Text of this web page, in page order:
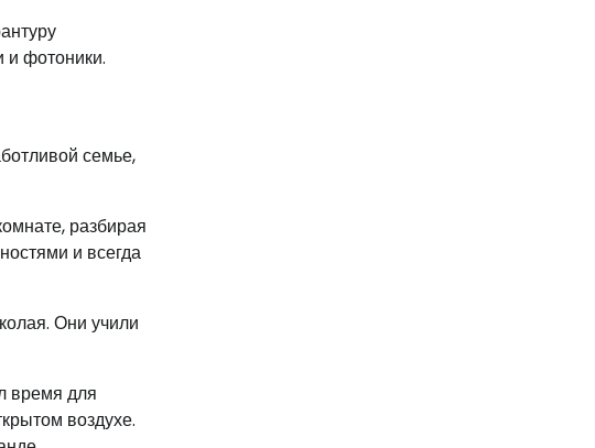
и фотоники.
семье,
разбирая
и всегда
Они учили
время для
воздухе.